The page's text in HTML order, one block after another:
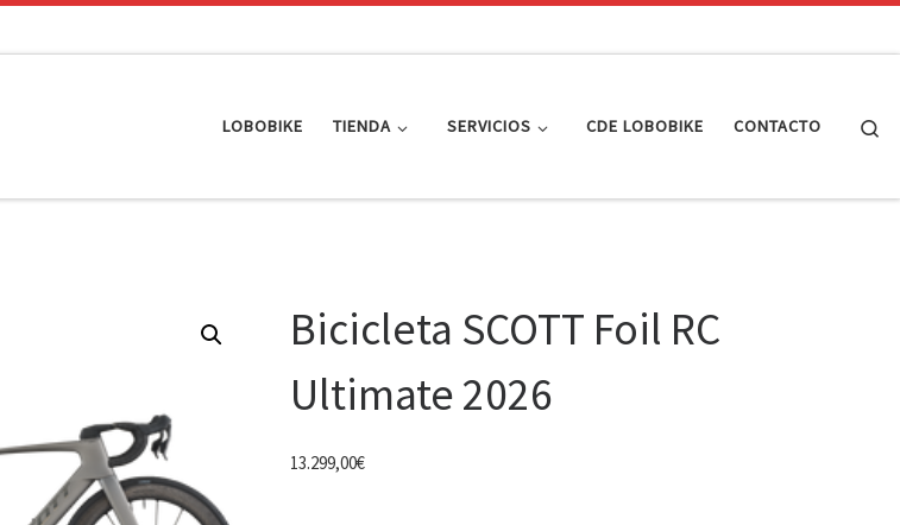
LOBOBIKE TIENDA SERVICIOS CDE LOBOBIKE CONTACTO
Bicicleta SCOTT Foil RC
Ultimate 2026
13.299,00€